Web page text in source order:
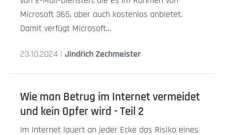
Microsoft 365, aber auch kostenlos anbietet.
Damit verfügt Microsoft…
23.10.2024 | Jindřich Zechmeister
Wie man Betrug im Internet vermeidet
und kein Opfer wird - Teil 2
Im Internet lauert an jeder Ecke das Risiko eines